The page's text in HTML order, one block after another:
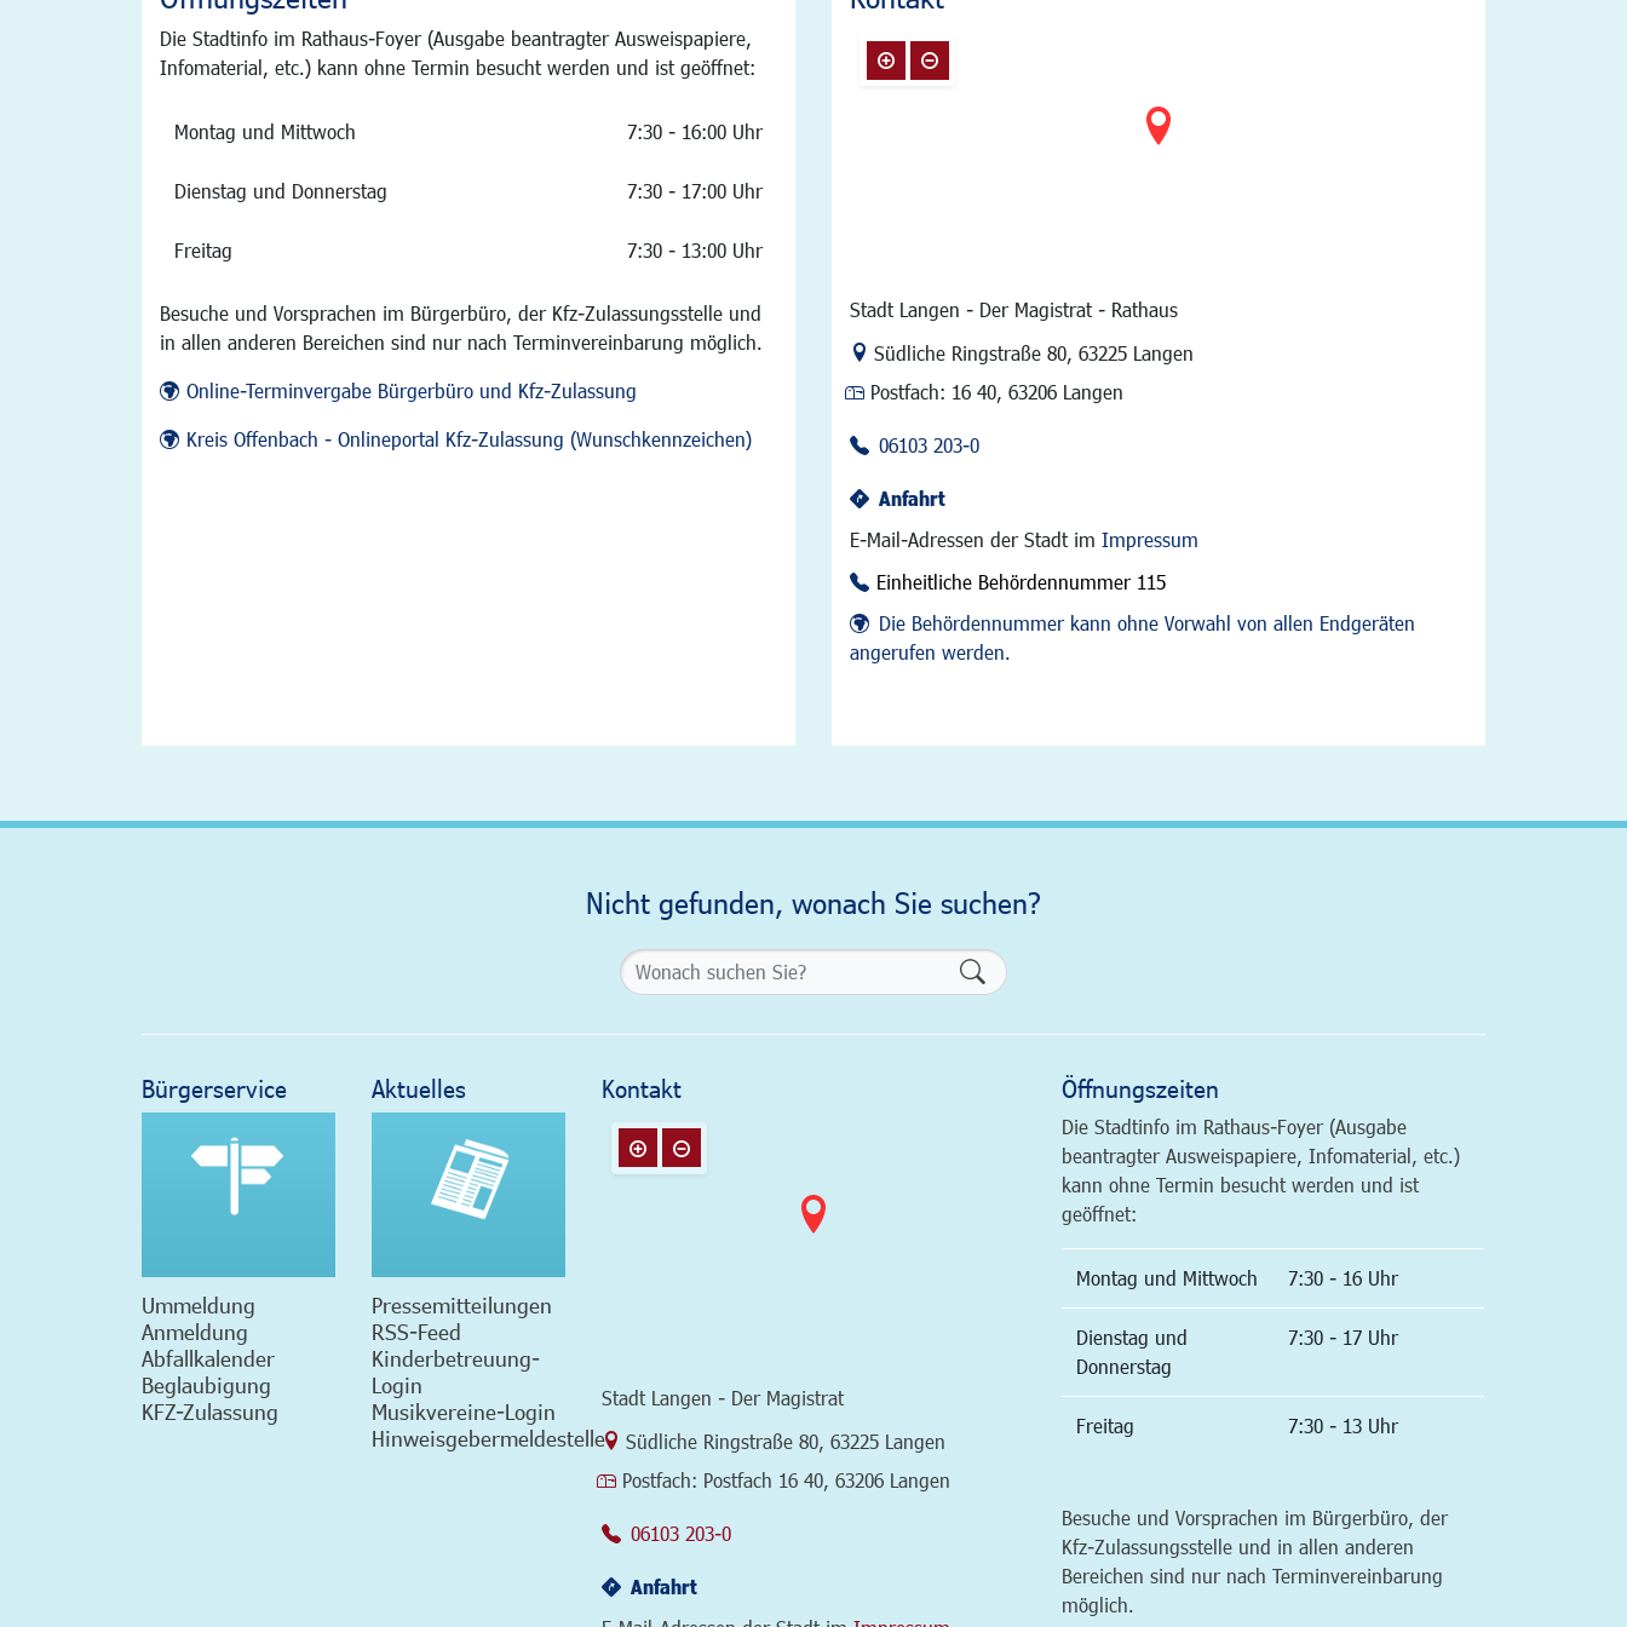
Die Stadtinfo im Rathaus-Foyer (Ausgabe beantragter Ausweispapiere,
Infomaterial, etc.) kann ohne Termin besucht werden und ist geöffnet:
Montag und Mittwoch 7:30 - 16:00 Uhr
Dienstag und Donnerstag 7:30 - 17:00 Uhr
Freitag 7:30 - 13:00 Uhr
Besuche und Vorsprachen im Bürgerbüro, der Kfz-Zulassungsstelle und
in allen anderen Bereichen sind nur nach Terminvereinbarung möglich.
Online-Terminvergabe Bürgerbüro und Kfz-Zulassung
Kreis Offenbach - Onlineportal Kfz-Zulassung (Wunschkennzeichen)
Stadt Langen - Der Magistrat - Rathaus
Link zur Google-Maps Navigation
Südliche Ringstraße 80, 63225 Langen
Postfach: 16 40, 63206 Langen
06103 203-0
Anfahrt
E-Mail-Adressen der Stadt im Impressum
Einheitliche Behördennummer 115
Die Behördennummer kann ohne Vorwahl von allen Endgeräten
angerufen werden.
Nicht gefunden, wonach Sie suchen?
Formularschaltfläche
Bürgerservice
Ummeldung
Anmeldung
Abfallkalender
Beglaubigung
KFZ-Zulassung
Aktuelles
Pressemitteilungen
RSS-Feed
Kinderbetreuung-
Login
Musikvereine-Login
Hinweisgebermeldestelle
Kontakt
Stadt Langen - Der Magistrat
Link zur Google-Maps Navigation
Südliche Ringstraße 80 63225 Langen
Postfach: Postfach 16 40, 63206 Langen
06103 203-0
Anfahrt
Öffnungszeiten
Die Stadtinfo im Rathaus-Foyer (Ausgabe
beantragter Ausweispapiere, Infomaterial, etc.)
kann ohne Termin besucht werden und ist
geöffnet:
Montag und Mittwoch 7:30 - 16 Uhr
Dienstag und
Donnerstag
7:30 - 17 Uhr
Freitag 7:30 - 13 Uhr
Besuche und Vorsprachen im Bürgerbüro, der
Kfz-Zulassungsstelle und in allen anderen
Bereichen sind nur nach Terminvereinbarung
möglich.